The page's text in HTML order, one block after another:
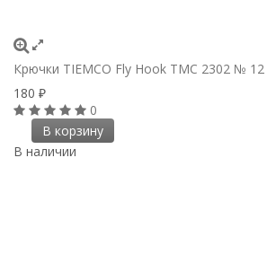
Крючки ТIEMCO Fly Hook TMC 2302 №
180 ₽
0
В корзину
В наличии